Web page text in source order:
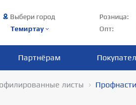
Выбери город
Темиртау
Розница:
Опт:
Партнёрам
листы